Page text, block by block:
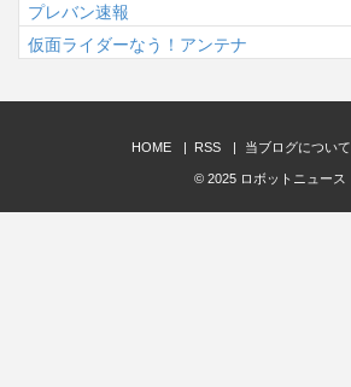
プレバン速報
仮面ライダーなう！アンテナ
HOME RSS 当ブログについて
© 2025 ロボットニュース